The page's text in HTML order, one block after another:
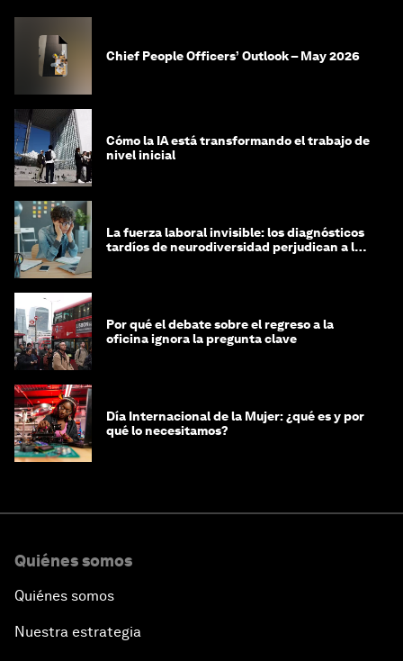
Chief People Officers’ Outlook – May 2026
Cómo la IA está transformando el trabajo de
nivel inicial
La fuerza laboral invisible: los diagnósticos
tardíos de neurodiversidad perjudican a las
Por qué el debate sobre el regreso a la
oficina ignora la pregunta clave
Día Internacional de la Mujer: ¿qué es y por
qué lo necesitamos?
Quiénes somos
Quiénes somos
Nuestra estrategia